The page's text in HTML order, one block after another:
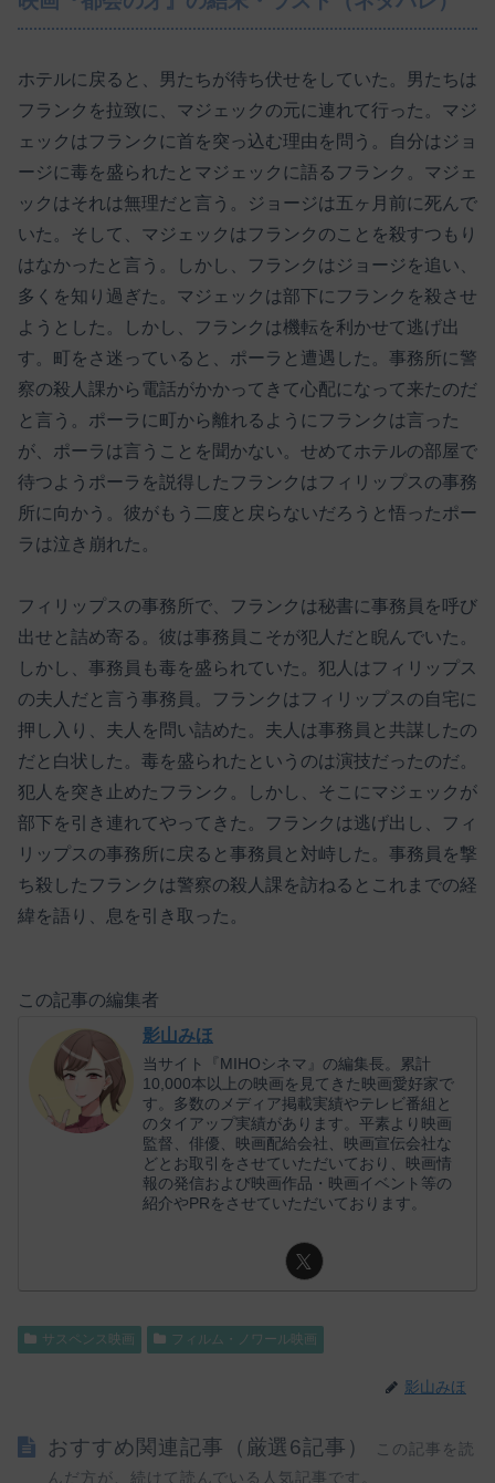
ホテルに戻ると、男たちが待ち伏せをしていた。男たちは
フランクを拉致に、マジェックの元に連れて行った。マジ
ェックはフランクに首を突っ込む理由を問う。自分はジョ
ージに毒を盛られたとマジェックに語るフランク。マジェ
ックはそれは無理だと言う。ジョージは五ヶ月前に死んで
いた。そして、マジェックはフランクのことを殺すつもり
はなかったと言う。しかし、フランクはジョージを追い、
多くを知り過ぎた。マジェックは部下にフランクを殺させ
ようとした。しかし、フランクは機転を利かせて逃げ出
す。町をさ迷っていると、ポーラと遭遇した。事務所に警
察の殺人課から電話がかかってきて心配になって来たのだ
と言う。ポーラに町から離れるようにフランクは言った
が、ポーラは言うことを聞かない。せめてホテルの部屋で
待つようポーラを説得したフランクはフィリップスの事務
所に向かう。彼がもう二度と戻らないだろうと悟ったポー
ラは泣き崩れた。
フィリップスの事務所で、フランクは秘書に事務員を呼び
出せと詰め寄る。彼は事務員こそが犯人だと睨んでいた。
しかし、事務員も毒を盛られていた。犯人はフィリップス
の夫人だと言う事務員。フランクはフィリップスの自宅に
押し入り、夫人を問い詰めた。夫人は事務員と共謀したの
だと白状した。毒を盛られたというのは演技だったのだ。
犯人を突き止めたフランク。しかし、そこにマジェックが
部下を引き連れてやってきた。フランクは逃げ出し、フィ
リップスの事務所に戻ると事務員と対峙した。事務員を撃
ち殺したフランクは警察の殺人課を訪ねるとこれまでの経
緯を語り、息を引き取った。
この記事の編集者
影山みほ
当サイト『MIHOシネマ』の編集長。累計
10,000本以上の映画を見てきた映画愛好家で
す。多数のメディア掲載実績やテレビ番組と
のタイアップ実績があります。平素より映画
監督、俳優、映画配給会社、映画宣伝会社な
どとお取引をさせていただいており、映画情
報の発信および映画作品・映画イベント等の
紹介やPRをさせていただいております。
サスペンス映画 フィルム・ノワール映画
影山みほ
おすすめ関連記事（厳選6記事）
この記事を読
んだ方が、続けて読んでいる人気記事です。